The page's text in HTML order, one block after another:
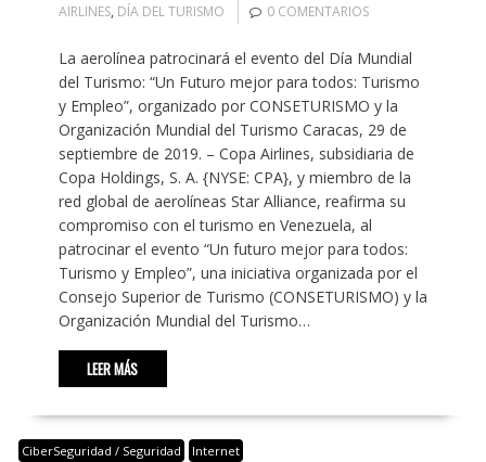
AIRLINES, DÍA DEL TURISMO 0 COMENTARIOS
La aerolínea patrocinará el evento del Día Mundial
del Turismo: “Un Futuro mejor para todos: Turismo
y Empleo”, organizado por CONSETURISMO y la
Organización Mundial del Turismo Caracas, 29 de
septiembre de 2019. – Copa Airlines, subsidiaria de
Copa Holdings, S. A. {NYSE: CPA}, y miembro de la
red global de aerolíneas Star Alliance, reafirma su
compromiso con el turismo en Venezuela, al
patrocinar el evento “Un futuro mejor para todos:
Turismo y Empleo”, una iniciativa organizada por el
Consejo Superior de Turismo (CONSETURISMO) y la
Organización Mundial del Turismo…
LEER MÁS
CiberSeguridad / Seguridad Internet